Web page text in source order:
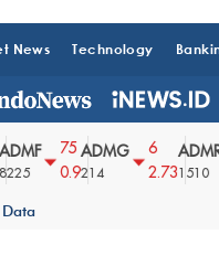
News Technology
75
0.9
ADMG
214
2.73
ADMR
1510